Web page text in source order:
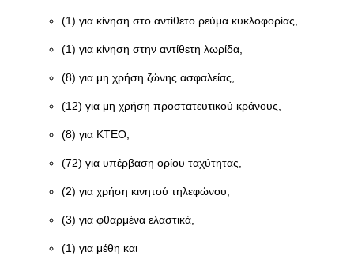
(1) για κίνηση στο αντίθετο ρεύμα κυκλοφορίας,
(1) για κίνηση στην αντίθετη λωρίδα,
(8) για μη χρήση ζώνης ασφαλείας,
(12) για μη χρήση προστατευτικού κράνους,
(8) για ΚΤΕΟ,
(72) για υπέρβαση ορίου ταχύτητας,
(2) για χρήση κινητού τηλεφώνου,
(3) για φθαρμένα ελαστικά,
(1) για μέθη και